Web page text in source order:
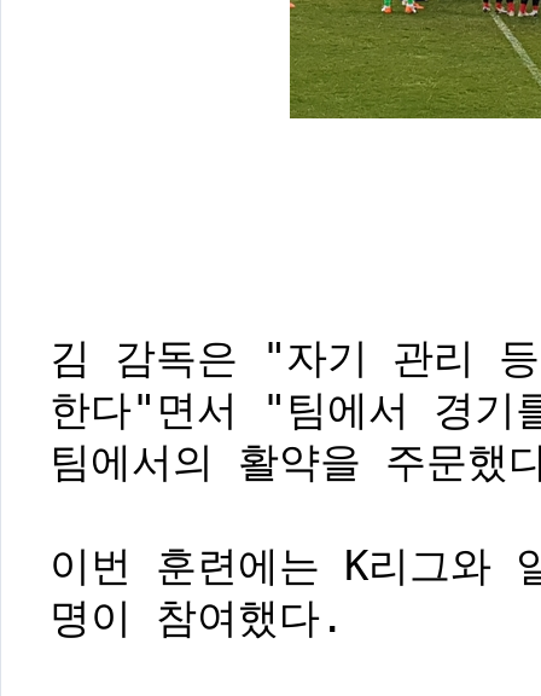
김 감독은 "자기 관리
한다"면서 "팀에서 경기
팀에서의 활약을 주문했
이번 훈련에는 K리그와
명이 참여했다.